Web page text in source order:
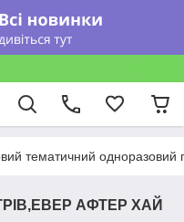
тематичний одноразовий
АФТЕР ХАЙ